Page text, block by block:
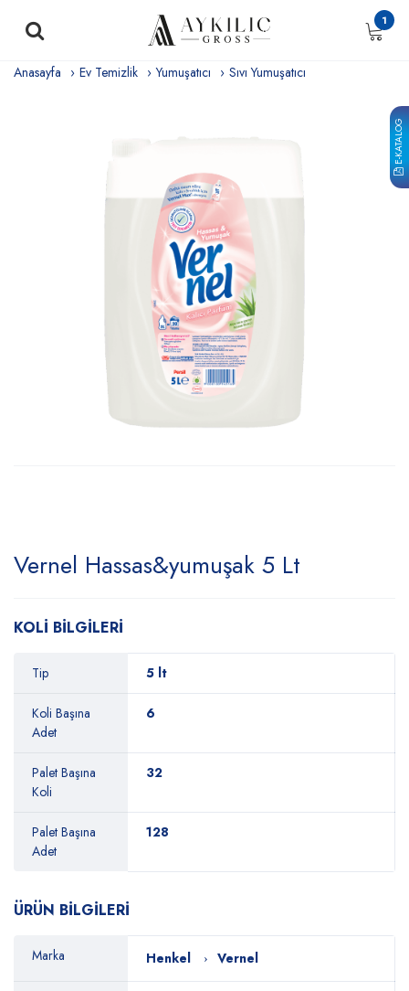
E-KATALOG
1
Anasayfa Ev Temizlik Yumuşatıcı Sıvı Yumuşatıcı
Vernel Hassas&yumuşak 5 Lt
KOLİ BİLGİLERİ
Tip 5 lt
Koli Başına
Adet
6
Palet Başına
Koli
32
Palet Başına
Adet
128
ÜRÜN BİLGİLERİ
Marka Henkel Vernel